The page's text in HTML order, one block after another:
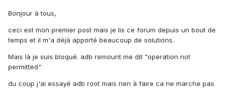
Bonjour à tous,
ceci est mon premier post mais je lis ce forum depuis un bout de
temps et il m'a déjà apporté beaucoup de solutions.
Mais là je suis bloqué. adb remount me dit "operation not
permitted"
du coup j'ai essayé adb root mais rien à faire ca ne marche pas